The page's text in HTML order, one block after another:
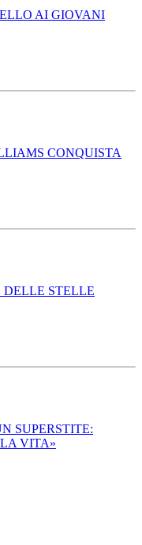
AI GIOVANI
CONQUISTA
DELLE STELLE
SUPERSTITE:
VITA»